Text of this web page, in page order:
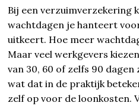
Bij een verzuimverzekering
wachtdagen je hanteert
uitkeert. Hoe meer
Maar veel werkgevers
van 30, 60 of zelfs 90
wat dat in de praktijk
zelf op voor de loonkosten.